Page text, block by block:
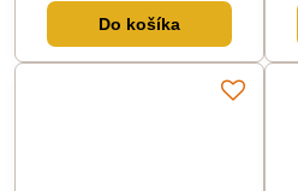
Do košíka